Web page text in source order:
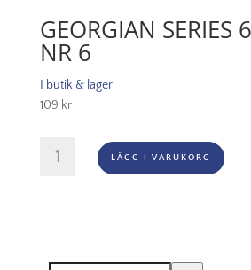
GEORGIAN SERIES
NR 6
I butik & lager
109 kr
Series
LÄGG I VARUKORG